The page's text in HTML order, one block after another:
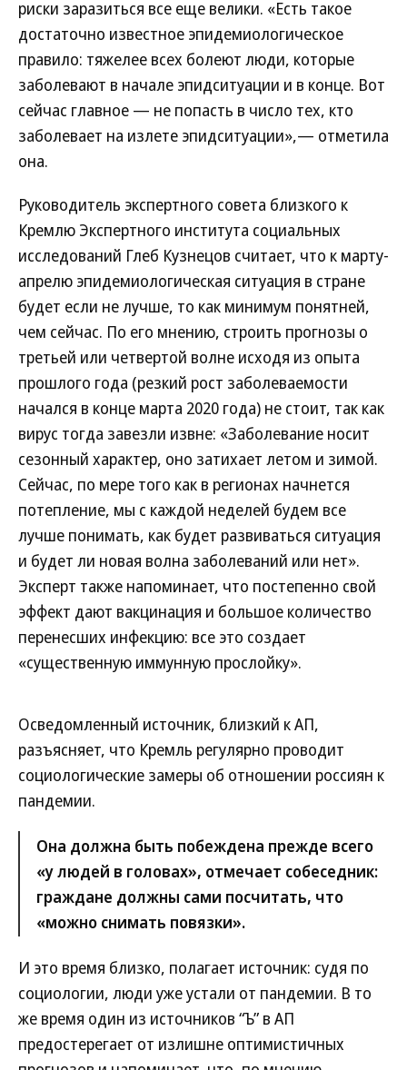
риски заразиться все еще велики. «Есть такое
достаточно известное эпидемиологическое
правило: тяжелее всех болеют люди, которые
заболевают в начале эпидситуации и в конце. Вот
сейчас главное — не попасть в число тех, кто
заболевает на излете эпидситуации»,— отметила
она.
Руководитель экспертного совета близкого к
Кремлю Экспертного института социальных
исследований Глеб Кузнецов считает, что к марту-
апрелю эпидемиологическая ситуация в стране
будет если не лучше, то как минимум понятней,
чем сейчас. По его мнению, строить прогнозы о
третьей или четвертой волне исходя из опыта
прошлого года (резкий рост заболеваемости
начался в конце марта 2020 года) не стоит, так как
вирус тогда завезли извне: «Заболевание носит
сезонный характер, оно затихает летом и зимой.
Сейчас, по мере того как в регионах начнется
потепление, мы с каждой неделей будем все
лучше понимать, как будет развиваться ситуация
и будет ли новая волна заболеваний или нет».
Эксперт также напоминает, что постепенно свой
эффект дают вакцинация и большое количество
перенесших инфекцию: все это создает
«существенную иммунную прослойку».
Осведомленный источник, близкий к АП,
разъясняет, что Кремль регулярно проводит
социологические замеры об отношении россиян к
пандемии.
Она должна быть побеждена прежде всего
«у людей в головах», отмечает собеседник:
граждане должны сами посчитать, что
«можно снимать повязки».
И это время близко, полагает источник: судя по
социологии, люди уже устали от пандемии. В то
же время один из источников “Ъ” в АП
предостерегает от излишне оптимистичных